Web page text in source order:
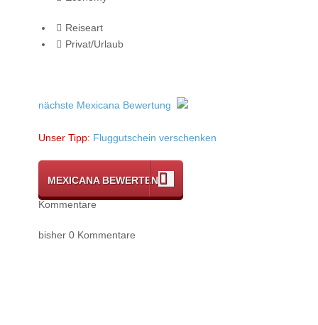
Reiseart
Privat/Urlaub
nächste Mexicana Bewertung
Unser Tipp: Fluggutschein verschenken
MEXICANA BEWERTEN
Kommentare
bisher 0 Kommentare